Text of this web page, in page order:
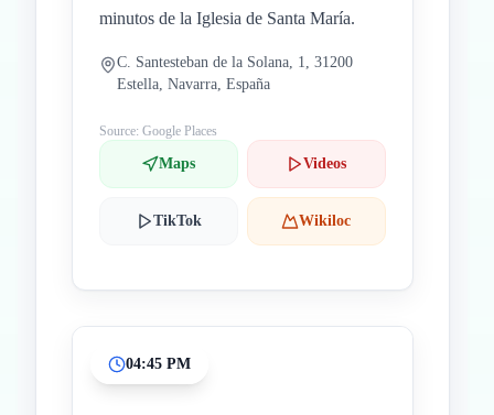
minutos de la Iglesia de Santa María.
C. Santesteban de la Solana, 1, 31200
Estella, Navarra, España
Source: Google Places
Maps Videos
TikTok Wikiloc
04:45 PM